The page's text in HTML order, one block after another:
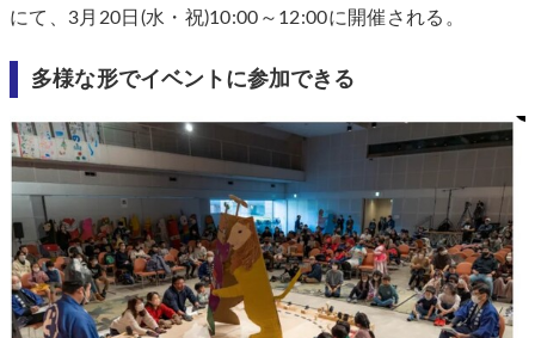
にて、3月20日(水・祝)10:00～12:00に開催される。
多様な形でイベントに参加できる